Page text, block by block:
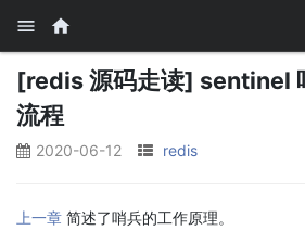
[redis 源码走读] sentinel
流程
2020-06-12 redis
上一章 简述了哨兵的工作原理。